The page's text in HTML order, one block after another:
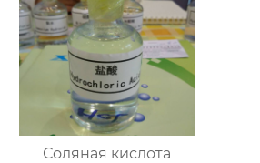
Соляная кислота